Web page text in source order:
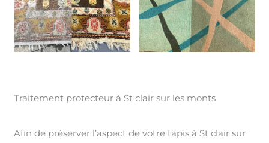
Traitement protecteur à St clair sur les monts
Afin de préserver l’aspect de votre tapis à St clair sur